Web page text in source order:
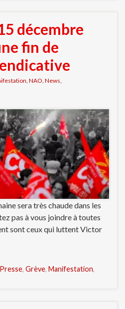
décembre
fin de
NAO News
sera très chaude dans les
pas à vous joindre à toutes
sont ceux qui luttent Victor
, Grève, Manifestation,